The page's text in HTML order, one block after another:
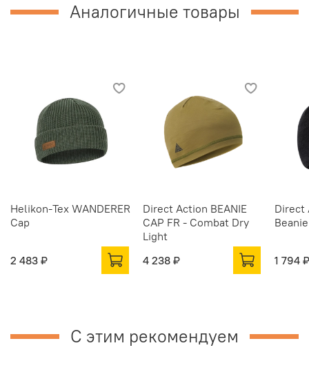
Аналогичные товары
Helikon-Tex WANDERER
Cap
2 483 ₽
Direct Action BEANIE
CAP FR - Combat Dry
Light
4 238 ₽
Direct
Beanie
1 794 ₽
С этим рекомендуем